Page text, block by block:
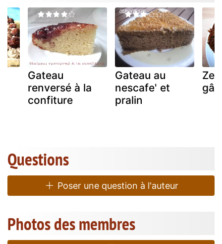
Gateau
renversé à la
confiture
Gateau au
nescafe' et
pralin
Questions
Poser une question à l'auteur
Photos des membres